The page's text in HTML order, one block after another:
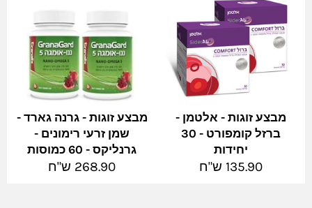
מבצע זוגות - אלטמן -
ברזל קומפורט - 30
יחידות
מחיר
135.90 ש"ח
מבצע זוגות - גרנה גארד -
שמן זרעי רימונים -
גרנליקס - 60 כמוסות
מחיר
268.90 ש"ח